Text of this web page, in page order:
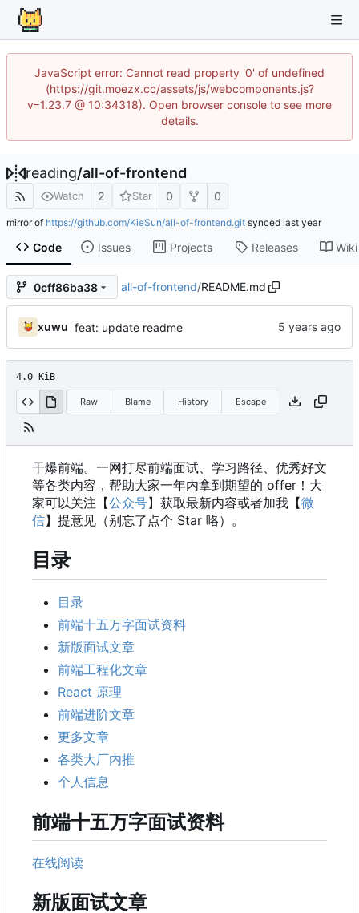
JavaScript error: Cannot read property '0' of undefined
(https://git.moezx.cc/assets/js/webcomponents.js?
v=1.23.7 @ 10:34318). Open browser console to see more
details.
reading/all-of-frontend
Watch 2 Star 0 0
mirror of https://github.com/KieSun/all-of-frontend.git synced
Code Issues Projects Releases Wiki
0cff86ba38 all-of-frontend/README.md
xuwu feat: update readme
4.0 KiB
Raw Blame History Escape
干爆前端。一网打尽前端面试、学习路径、优秀好文
等各类内容，帮助大家一年内拿到期望的 offer ！ 大
家可以关注【公众号】获取最新内容或者加我【微
信】提意见（别忘了点个 Star 咯）。
目录
目录
前端十五万字面试资料
新版面试文章
前端工程化文章
React 原理
前端进阶文章
更多文章
各类大厂内推
个人信息
前端十五万字面试资料
在线阅读
新版面试文章